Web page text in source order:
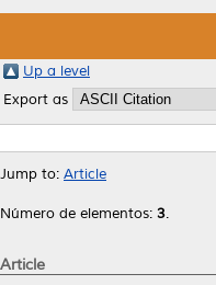
Up a level
Export as
Jump to: Article
Número de elementos: 3.
Article